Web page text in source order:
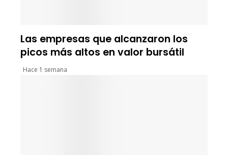
Las empresas que alcanzaron los
picos más altos en valor bursátil
Hace 1 semana